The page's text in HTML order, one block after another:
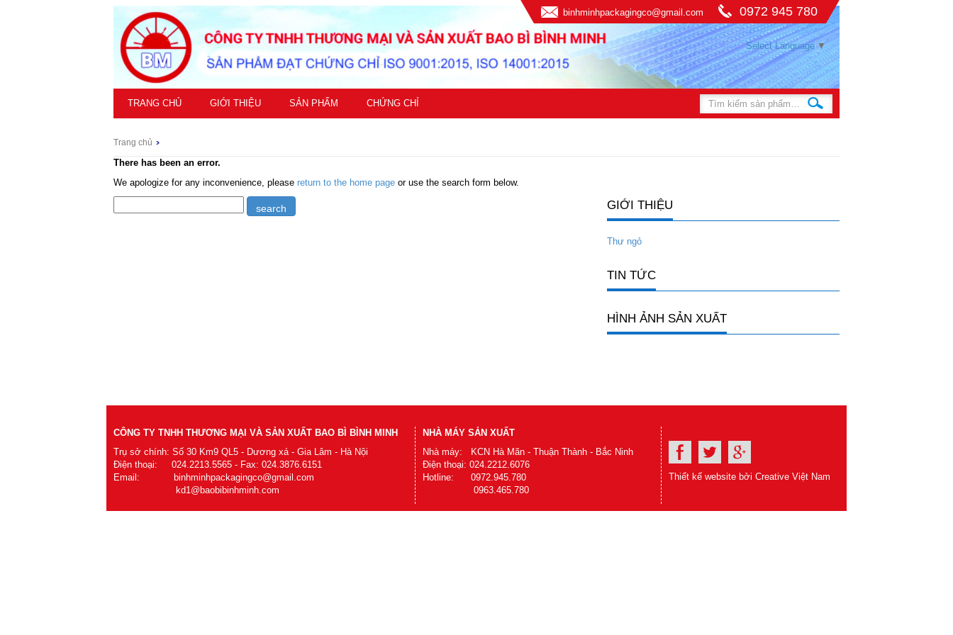
binhminhpackagingco@gmail.com 0972 945 780
Select Language ▼
TRANG CHỦ GIỚI THIỆU SẢN PHẨM CHỨNG CHỈ
Trang chủ
There has been an error.
We apologize for any inconvenience, please return to the home page or use the search form below.
GIỚI THIỆU
Thư ngỏ
TIN TỨC
HÌNH ẢNH SẢN XUẤT
CÔNG TY TNHH THƯƠNG MẠI VÀ SẢN XUẤT BAO BÌ BÌNH MINH
Trụ sở chính: Số 30 Km9 QL5 - Dương xá - Gia Lâm - Hà Nội
Điện thoại: 024.2213.5565 - Fax: 024.3876.6151
Email: binhminhpackagingco@gmail.com
kd1@baobibinhminh.com
NHÀ MÁY SẢN XUẤT
Nhà máy: KCN Hà Mãn - Thuận Thành - Bắc Ninh
Điện thoại: 024.2212.6076
Hotline: 0972.945.780
0963.465.780
Thiết kế website bởi Creative Việt Nam